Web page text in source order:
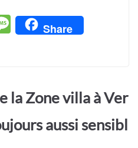
M
es
e
Share
la Zone villa à Ver
aussi sensibl